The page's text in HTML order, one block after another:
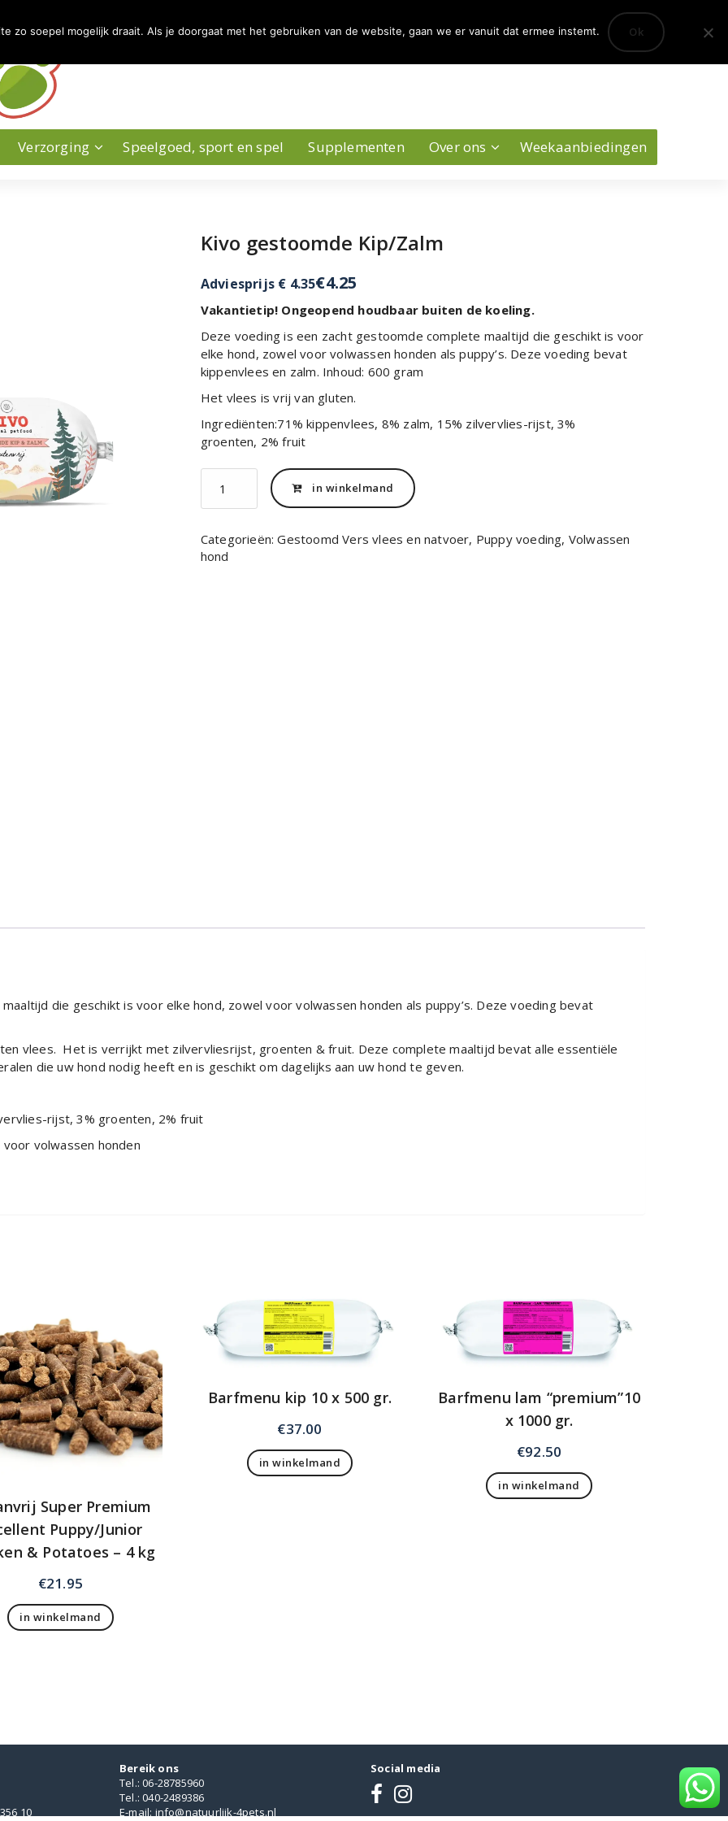
Account 0
Verzorging Speelgoed, sport en spel Supplementen Over ons Weekaanbiedingen
Kivo gestoomde Kip/Zalm
Adviesprijs € 4.35€4.25
Vakantietip! Ongeopend houdbaar buiten de koeling.
Deze voeding is een zacht gestoomde complete maaltijd die geschikt is voor
elke hond, zowel voor volwassen honden als puppy’s. Deze voeding bevat
kippenvlees en zalm. Inhoud: 600 gram
Het vlees is vrij van gluten.
Ingrediënten:71% kippenvlees, 8% zalm, 15% zilvervlies-rijst, 3%
groenten, 2% fruit
gestoomde
Kip/Zalm
in winkelmand
Categorieën:Gestoomd Vers vlees en natvoer, Puppy voeding, Volwassen
hond
die geschikt is voor elke hond, zowel voor volwassen honden als puppy’s. Deze voeding bevat
vlees. Het is verrijkt met zilvervliesrijst, groenten & fruit. Deze complete maaltijd bevat alle essentiële
die uw hond nodig heeft en is geschikt om dagelijks aan uw hond te geven.
rijst, 3% groenten, 2% fruit
volwassen honden
Super Premium
Puppy/Junior
& Potatoes – 4 kg
€21.95
in winkelmand
Barfmenu kip 10 x 500 gr.
€37.00
in winkelmand
Barfmenu lam “premium”10
x 1000 gr.
€92.50
in winkelmand
10
Bereik ons
Tel.: 06-28785960
Tel.: 040-2489386
E-mail: info@natuurlijk-4pets.nl
Social media
zo soepel mogelijk draait. Als je doorgaat met het gebruiken van de website, gaan we er vanuit dat ermee instemt. Ok